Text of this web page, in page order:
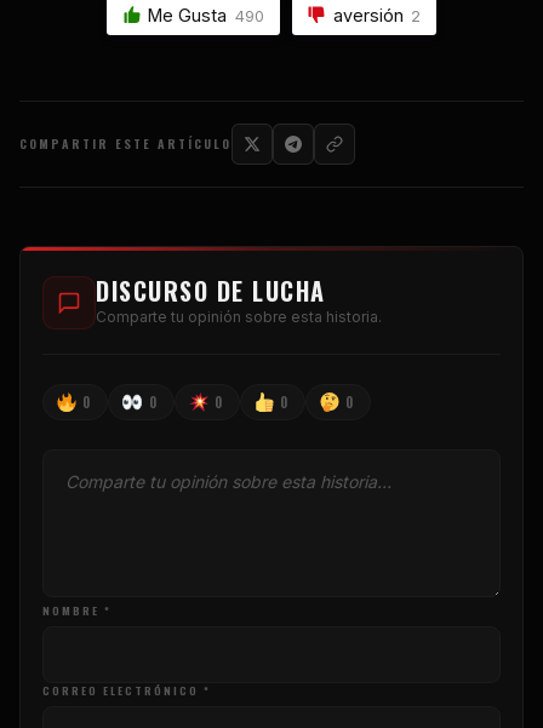
Me Gusta 490 aversión 2
COMPARTIR ESTE ARTÍCULO
DISCURSO DE LUCHA
Comparte tu opinión sobre esta historia.
0 0 0 0 0
NOMBRE *
CORREO ELECTRÓNICO *